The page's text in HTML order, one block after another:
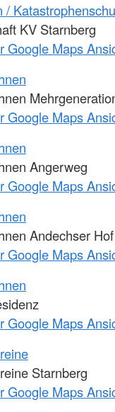
/
KV Starnberg
Google Maps
Google Maps
Angerweg
Google Maps
Andechser Hof
Google Maps
Google Maps
Starnberg
Google Maps